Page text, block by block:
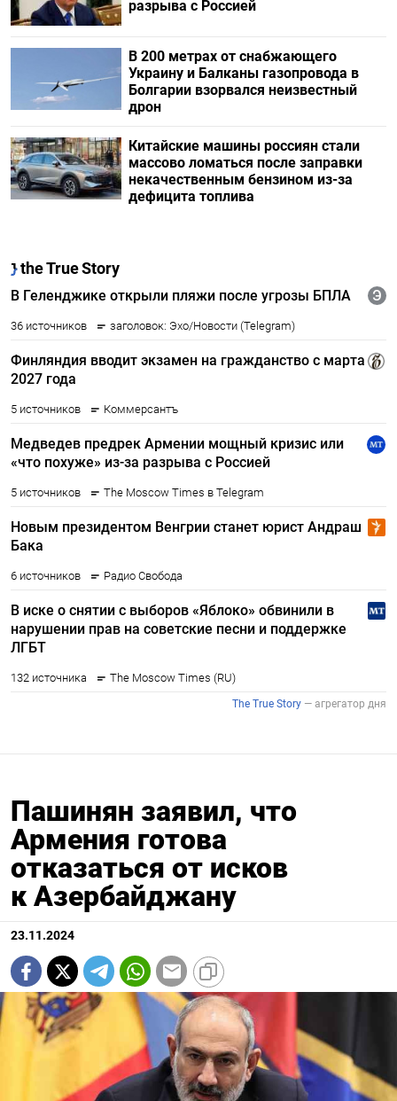
разрыва с Россией
В 200 метрах от снабжающего
Украину и Балканы газопровода в
Болгарии взорвался неизвестный
дрон
Китайские машины россиян стали
массово ломаться после заправки
некачественным бензином из-за
дефицита топлива
Пашинян заявил, что
Армения готова
отказаться от исков
к Азербайджану
23.11.2024